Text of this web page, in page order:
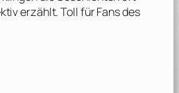
erzählt. Toll für Fans des